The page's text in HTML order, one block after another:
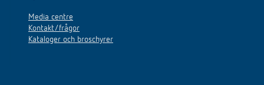
Media centre
Kontakt/frågor
Kataloger och broschyrer